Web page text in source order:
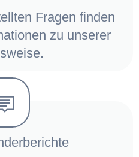
Fragen finden
zu unserer